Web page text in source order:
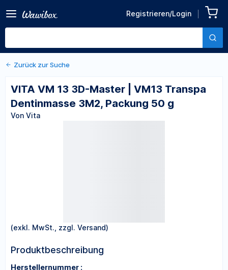
Registrieren/Login
VM13 Transpa Dentinmasse
3M2, Packung 50 g
Von Vita
Zurück zu den Produktdetails
Zurück zur Suche
VITA VM 13 3D-Master | VM13 Transpa
Dentinmasse 3M2, Packung 50 g
Von Vita
(exkl. MwSt., zzgl. Versand)
Produktbeschreibung
Herstellernummer :